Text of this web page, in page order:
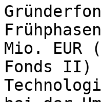
Mio. EUR
Fonds II)